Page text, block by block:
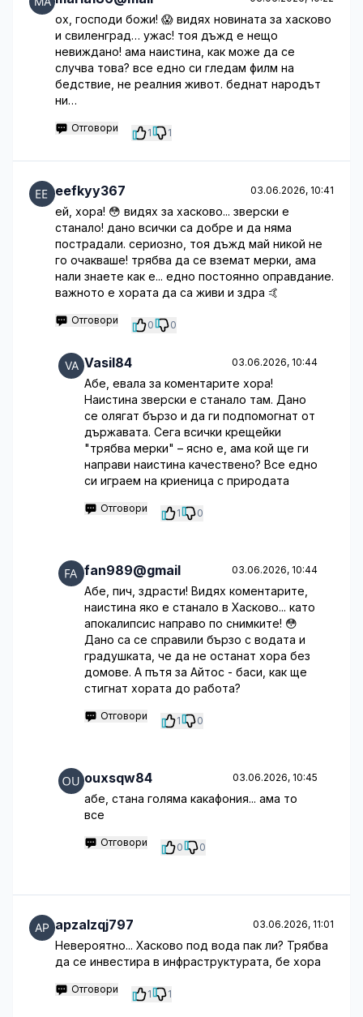
ох, господи божи! 😱 видях новината за хасково
и свиленград… ужас! тоя дъжд е нещо
невиждано! ама наистина, как може да се
случва това? все едно си гледам филм на
бедствие, не реалния живот. беднат народът
ни…
Отговори 1 1
eefkyy367 03.06.2026, 10:41
ей, хора! 😳 видях за хасково... зверски е
станало! дано всички са добре и да няма
пострадали. сериозно, тоя дъжд май никой не
го очакваше! трябва да се вземат мерки, ама
нали знаете как е... едно постоянно оправдание.
важното е хората да са живи и здра 🤙
Отговори 0 0
Vasil84 03.06.2026, 10:44
Абе, евала за коментарите хора!
Наистина зверски е станало там. Дано
се олягат бързо и да ги подпомогнат от
държавата. Сега всички крещейки
"трябва мерки" – ясно е, ама кой ще ги
направи наистина качествено? Все едно
си играем на криеница с природата
Отговори 1 0
fan989@gmail 03.06.2026, 10:44
Абе, пич, здрасти! Видях коментарите,
наистина яко е станало в Хасково... като
апокалипсис направо по снимките! 😳
Дано са се справили бързо с водата и
градушката, че да не останат хора без
домове. А пътя за Айтос - баси, как ще
стигнат хората до работа?
Отговори 1 0
ouxsqw84 03.06.2026, 10:45
абе, стана голяма какафония... ама то
все
Отговори 0 0
apzalzqj797 03.06.2026, 11:01
Невероятно... Хасково под вода пак ли? Трябва
да се инвестира в инфраструктурата, бе хора
Отговори 1 1